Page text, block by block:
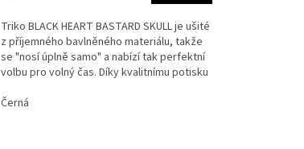
z
5
hvězdiček.
Triko BLACK HEART BASTARD SKULL je ušité
z příjemného bavlněného materiálu, takže
se "nosí úplně samo" a nabízí tak perfektní
volbu pro volný čas. Díky kvalitnímu potisku
Černá